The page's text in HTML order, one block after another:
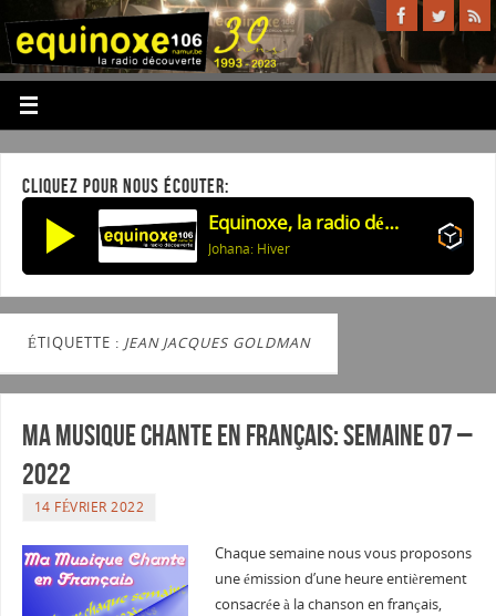
CLIQUEZ POUR NOUS ÉCOUTER:
Equinoxe, la radio découverte
Johana: Hiver
ÉTIQUETTE : JEAN JACQUES GOLDMAN
Ma musique chante en Français: Semaine 07 –
2022
14 FÉVRIER 2022
Chaque semaine nous vous proposons
une émission d’une heure entièrement
consacrée à la chanson en français,